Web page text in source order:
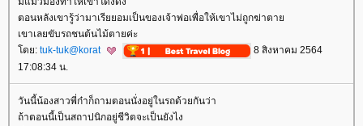
ตอนหลังเขารู้ว่ามาเรียยอมเป็นของเจ้าพ่อเพื่อให้เขาไม่ถูกฆ่าตา
เขาเลยขับรถชนต้นไม้ตายค่ะ
ดย: tuk-tuk@korat
8 สิงหาคม 2564
17:08:34 น.
วันนี้น้องสาวพี่ก๋าก็ถามตอนนั่งอยู่ในรถด้วยกันว่า
ถ้าตอนนี้เป็นสถาปนิกอยู่ชีวิตจะเป็นยังไง